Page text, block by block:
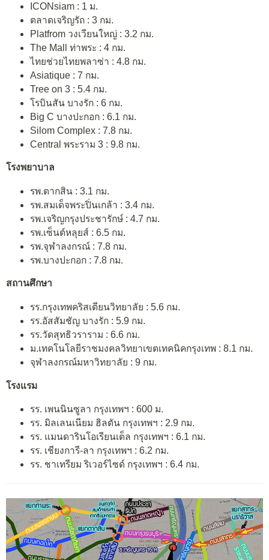
ICONsiam : 1 ม.
ตลาดเจริญรัถ : 3 กม.
Platfrom วงเวียนใหญ่ : 3.2 กม.
The Mall ท่าพระ : 4 กม.
ไทยช่วยไทยพลาซ่า : 4.8 กม.
Asiatique : 7 กม.
Tree on 3 : 5.4 กม.
โรบินสัน บางรัก : 6 กม.
Big C บางปะกอก : 6.1 กม.
Silom Complex : 7.8 กม.
Central พระราม 3 : 9.8 กม.
โรงพยาบาล
รพ.ตากสิน : 3.1 กม.
รพ.สมเด็จพระปิ่นเกล้า : 3.4 กม.
รพ.เจริญกรุงประชารักษ์ : 4.7 กม.
รพ.เซ็นต์หลุยส์ : 6.5 กม.
รพ.จุฬาลงกรณ์ : 7.8 กม.
รพ.บางปะกอก : 7.8 กม.
สถานศึกษา
รร.กรุงเทพคริสเตียนวิทยาลัย : 5.6 กม.
รร.อัสสัมชัญ บางรัก : 5.9 กม.
รร.วัดสุทธิวราราม : 6.6 กม.
ม.เทคโนโลยีราชมงคลวิทยาเขตเทคนิคกรุงเทพ : 8.1 กม.
จุฬาลงกรณ์มหาวิทยาลัย : 9 กม.
โรงแรม
รร. เพนนินซูลา กรุงเทพฯ : 600 ม.
รร. มิลเลนเนียม ฮิลตัน กรุงเทพฯ : 2.9 กม.
รร. แมนดารินโอเรียนเต็ล กรุงเทพฯ : 6.1 กม.
รร. เชียงการี-ลา กรุงเทพฯ : 6.2 กม.
รร. ชาเทรียม ริเวอร์ไซด์ กรุงเทพฯ : 6.4 กม.